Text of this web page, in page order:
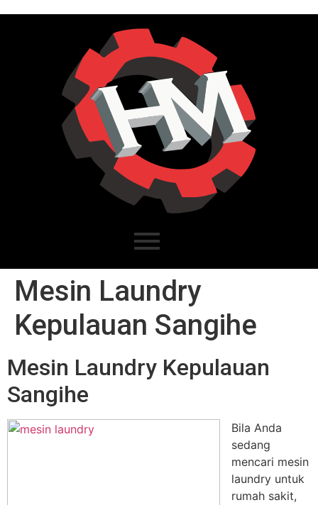
Mesin Laundry
Kepulauan Sangihe
Mesin Laundry Kepulauan
Sangihe
Bila Anda
sedang
mencari mesin
laundry untuk
rumah sakit,